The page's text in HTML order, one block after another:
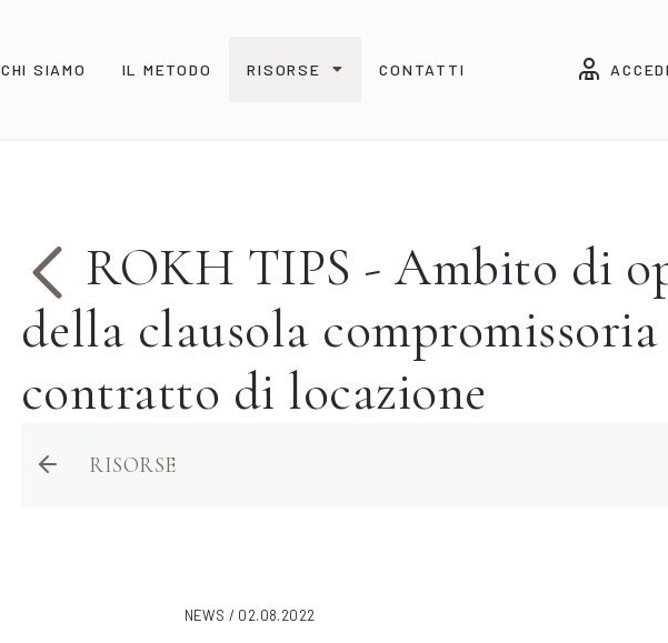
CHI SIAMO IL METODO RISORSE CONTATTI ACCEDI
ROKH TIPS - Ambito di
della clausola
contratto di locazione
RISORSE
NEWS / 02.08.2022